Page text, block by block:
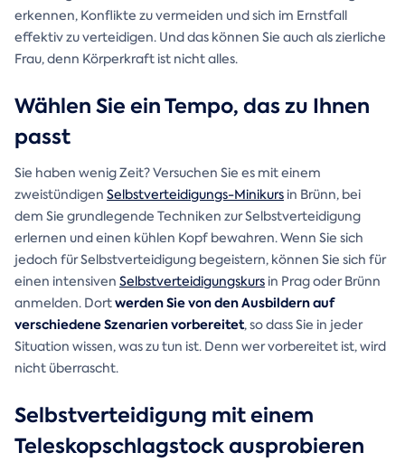
erkennen, Konflikte zu vermeiden und sich im Ernstfall
effektiv zu verteidigen. Und das können Sie auch als zierliche
Frau, denn Körperkraft ist nicht alles.
Wählen Sie ein Tempo, das zu Ihnen
passt
Sie haben wenig Zeit? Versuchen Sie es mit einem
zweistündigen Selbstverteidigungs-Minikursin Brünn, bei
dem Sie grundlegende Techniken zur Selbstverteidigung
erlernen und einen kühlen Kopf bewahren. Wenn Sie sich
jedoch für Selbstverteidigung begeistern, können Sie sich für
einen intensiven Selbstverteidigungskursin Prag oder Brünn
anmelden. Dortwerden Sie von den Ausbildern auf
verschiedene Szenarien vorbereitet, so dass Sie in jeder
Situation wissen, was zu tun ist. Denn wer vorbereitet ist, wird
nicht überrascht.
Selbstverteidigung mit einem
Teleskopschlagstock ausprobieren